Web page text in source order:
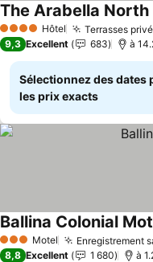
4 Étoiles Hôtel Terrasses
The Arabella North
9,3 Excellent 683 à
Sélectionnez des dates
les prix exacts
3 ÉtoilesMotel Enregistrement
Ballina Colonial
8,8 Excellent 1 680 à